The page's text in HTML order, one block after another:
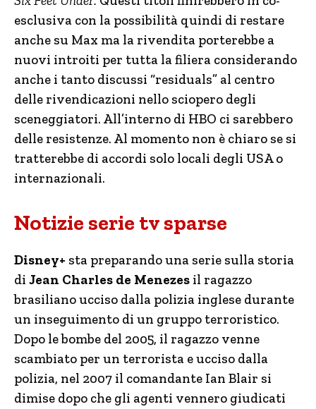
esclusiva con la possibilità quindi di restare
anche su Max ma la rivendita porterebbe a
nuovi introiti per tutta la filiera considerando
anche i tanto discussi “residuals” al centro
delle rivendicazioni nello sciopero degli
sceneggiatori. All’interno di HBO ci sarebbero
delle resistenze. Al momento non è chiaro se si
tratterebbe di accordi solo locali degli USA o
internazionali.
Notizie serie tv sparse
Disney+ sta preparando una serie sulla storia
di Jean Charles de Menezes il ragazzo
brasiliano ucciso dalla polizia inglese durante
un inseguimento di un gruppo terroristico.
Dopo le bombe del 2005, il ragazzo venne
scambiato per un terrorista e ucciso dalla
polizia, nel 2007 il comandante Ian Blair si
dimise dopo che gli agenti vennero giudicati